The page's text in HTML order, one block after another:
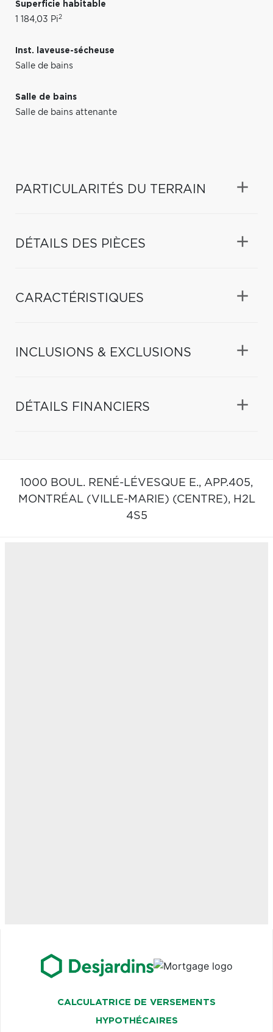
Superficie habitable
1 184,03 Pi2
Inst. laveuse-sécheuse
Salle de bains
Salle de bains
Salle de bains attenante
PARTICULARITÉS DU TERRAIN
DÉTAILS DES PIÈCES
CARACTÉRISTIQUES
INCLUSIONS & EXCLUSIONS
DÉTAILS FINANCIERS
1000 BOUL. RENÉ-LÉVESQUE E., APP.405,
MONTRÉAL (VILLE-MARIE) (CENTRE), H2L
4S5
CALCULATRICE DE VERSEMENTS
HYPOTHÉCAIRES